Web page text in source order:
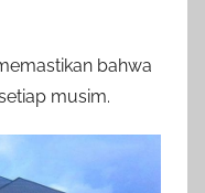
bahwa
musim.